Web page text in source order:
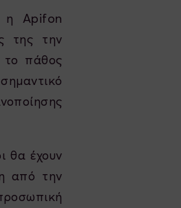
η Apifon
της την
το πάθος
θα έχουν
από την